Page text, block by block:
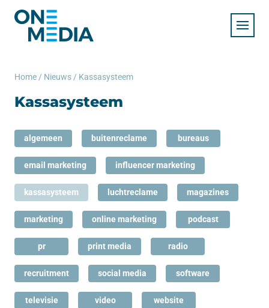
Home / Nieuws / Kassasysteem
Kassasysteem
algemeen buitenreclame bureaus
email marketing influencer marketing
kassasysteem luchtreclame magazines
marketing online marketing podcast
pr print media radio
recruitment social media software
televisie video website